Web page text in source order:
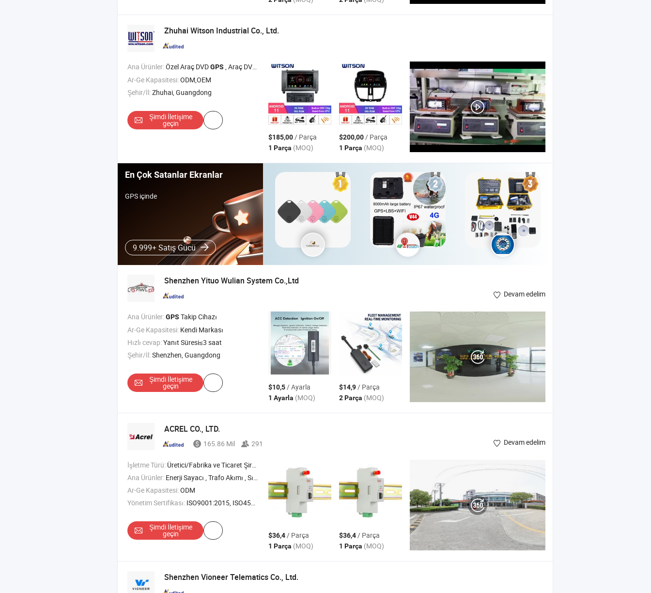
Zhuhai Witson Industrial Co., Ltd.
Ana Ürünler:Özel Araç DVDGPS , Araç DVD Oynatıcı , Araç Multimedya , GPS'li Araç DVD'si , Araç Monitörü
Ar-Ge Kapasitesi:ODM,OEM
Şehir/İl:Zhuhai, Guangdong
Şimdi İletişime
geçin
$185,00/ Parça
1 Parça (MOQ)
$200,00/ Parça
1 Parça (MOQ)
En Çok Satanlar Ekranlar
GPS içinde
9.999+ Satış Gücü
Shenzhen Yituo Wulian System Co.,Ltd
Devam edelim
Ana Ürünler:GPS Takip Cihazı
Ar-Ge Kapasitesi: Kendi Markası
Hızlı cevap:Yanıt Süresi≤3 saat
Şehir/İl:Shenzhen, Guangdong
Şimdi İletişime
geçin $10,5/ Ayarla
1 Ayarla (MOQ)
$14,9/ Parça
2 Parça (MOQ)
ACREL CO., LTD.
165.86 Mil 291 Devam edelim
İşletme Türü: Üretici/Fabrika ve Ticaret Şirketi
Ana Ürünler: Enerji Sayacı , Trafo Akımı , Sıcaklık Nem Kontrol Cihazı , Medikal Bilgi Sistemi , Aktif Güç Filtreleri
Ar-Ge Kapasitesi:ODM
Yönetim Sertifikası: ISO9001:2015, ISO45001:2018, ISO14001
Şimdi İletişime
geçin $36,4/ Parça
1 Parça (MOQ)
$36,4/ Parça
1 Parça (MOQ)
Shenzhen Vioneer Telematics Co., Ltd.